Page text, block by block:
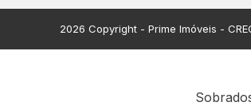
2026 Copyright - Prime Imóveis -